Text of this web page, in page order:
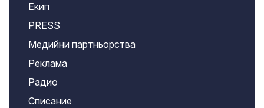
Екип
PRESS
Медийни партньорства
Реклама
Радио
Списание